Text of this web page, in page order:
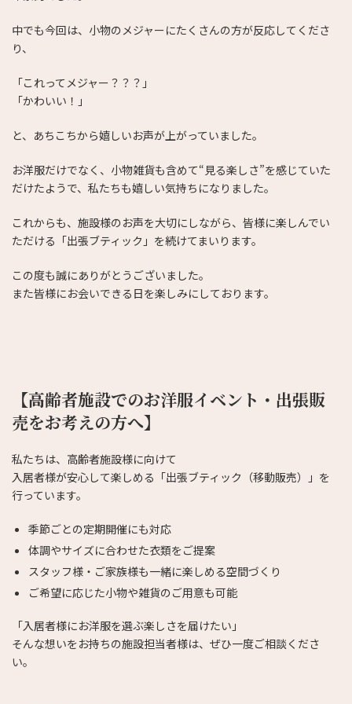
中でも今回は、小物のメジャーにたくさんの方が反応してくださ
り、
「これってメジャー？？？」
「かわいい！」
と、あちこちから嬉しいお声が上がっていました。
お洋服だけでなく、小物雑貨も含めて“見る楽しさ”を感じていた
だけたようで、私たちも嬉しい気持ちになりました。
これからも、施設様のお声を大切にしながら、皆様に楽しんでい
ただける「出張ブティック」を続けてまいります。
この度も誠にありがとうございました。
また皆様にお会いできる日を楽しみにしております。
【高齢者施設でのお洋服イベント・出張販
売をお考えの方へ】
私たちは、高齢者施設様に向けて
入居者様が安心して楽しめる「出張ブティック（移動販売）」を
行っています。
季節ごとの定期開催にも対応
体調やサイズに合わせた衣類をご提案
スタッフ様・ご家族様も一緒に楽しめる空間づくり
ご希望に応じた小物や雑貨のご用意も可能
「入居者様にお洋服を選ぶ楽しさを届けたい」
そんな想いをお持ちの施設担当者様は、ぜひ一度ご相談くださ
い。